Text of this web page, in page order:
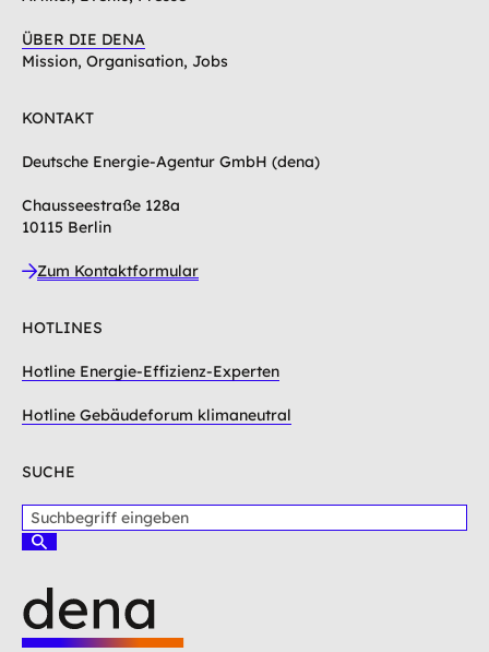
ÜBER DIE DENA
Mission, Organisation, Jobs
KONTAKT
Deutsche Energie-Agentur GmbH (dena)
Chausseestraße 128a
10115 Berlin
Zum Kontaktformular
HOTLINES
Hotline Energie-Effizienz-Experten
Hotline Gebäudeforum klimaneutral
SUCHE
u
b
e
g
S
h
e
n